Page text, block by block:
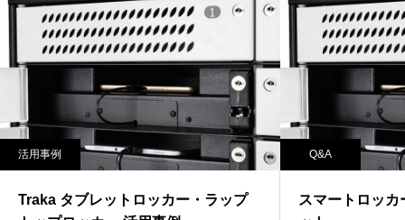
活用事例
Traka タブレットロッカー・ラップ
Q&A
スマートロッ